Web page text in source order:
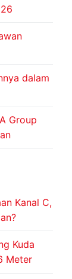
dalam
Group
Kanal C,
Kuda
Meter